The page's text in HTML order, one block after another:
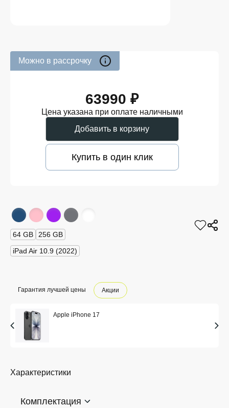
Можно в рассрочку
63990 ₽
Цена указана при оплате наличными
Добавить в корзину
Купить в один клик
64 GB
256 GB
iPad Air 10.9 (2022)
Гарантия лучшей цены Акции
Apple iPhone 17
Характеристики
Комплектация